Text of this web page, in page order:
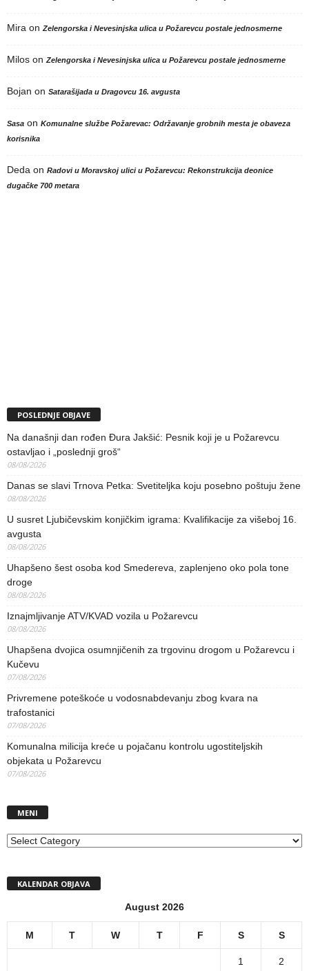
Mira on Zelengorska i Nevesinjska ulica u Požarevcu postale jednosmerne
Milos on Zelengorska i Nevesinjska ulica u Požarevcu postale jednosmerne
Bojan on Satarašijada u Dragovcu 16. avgusta
Sasa on Komunalne službe Požarevac: Održavanje grobnih mesta je obaveza
korisnika
Deda on Radovi u Moravskoj ulici u Požarevcu: Rekonstrukcija deonice
dugačke 700 metara
POSLEDNJE OBJAVE
Na današnji dan rođen Đura Jakšić: Pesnik koji je u Požarevcu
ostavljao i „poslednji groš“
08/08/2026
Danas se slavi Trnova Petka: Svetiteljka koju posebno poštuju žene
08/08/2026
U susret Ljubičevskim konjičkim igrama: Kvalifikacije za višeboj 16.
avgusta
08/08/2026
Uhapšeno šest osoba kod Smedereva, zaplenjeno oko pola tone
droge
08/08/2026
Iznajmljivanje ATV/KVAD vozila u Požarevcu
08/08/2026
Uhapšena dvojica osumnjičenih za trgovinu drogom u Požarevcu i
Kučevu
07/08/2026
Privremene poteškoće u vodosnabdevanju zbog kvara na
trafostanici
07/08/2026
Komunalna milicija kreće u pojačanu kontrolu ugostiteljskih
objekata u Požarevcu
07/08/2026
MENI
MENI
KALENDAR OBJAVA
August 2026
M T W T F S S
1 2